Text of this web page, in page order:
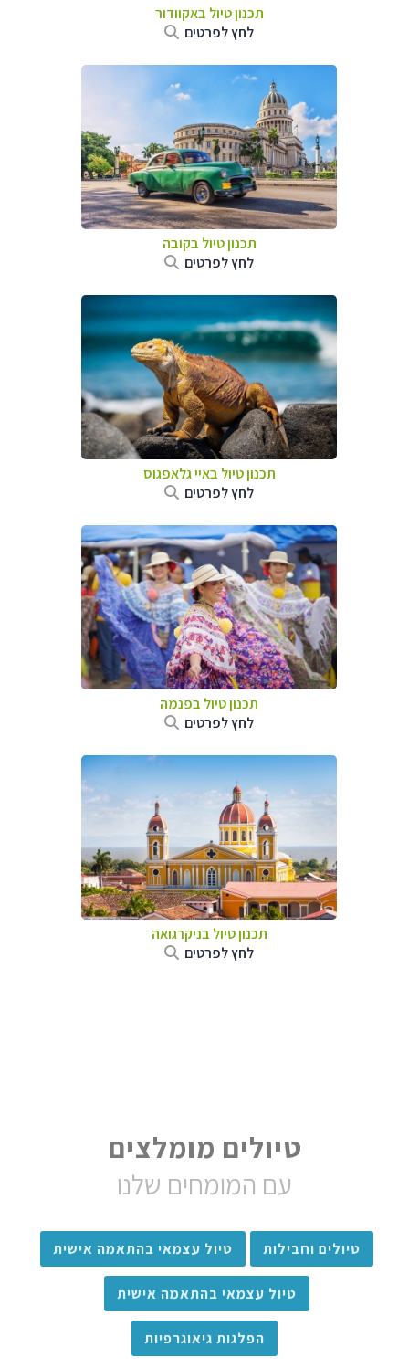
תכנון טיול באקוודור
לחץ לפרטים
תכנון טיול בקובה
לחץ לפרטים
תכנון טיול באיי גלאפגוס
לחץ לפרטים
תכנון טיול בפנמה
לחץ לפרטים
תכנון טיול בניקרגואה
לחץ לפרטים
טיולים מומלצים
עם המומחים שלנו
טיולים וחבילות טיול עצמאי בהתאמה אישית
טיול עצמאי בהתאמה אישית
הפלגות גיאוגרפיות